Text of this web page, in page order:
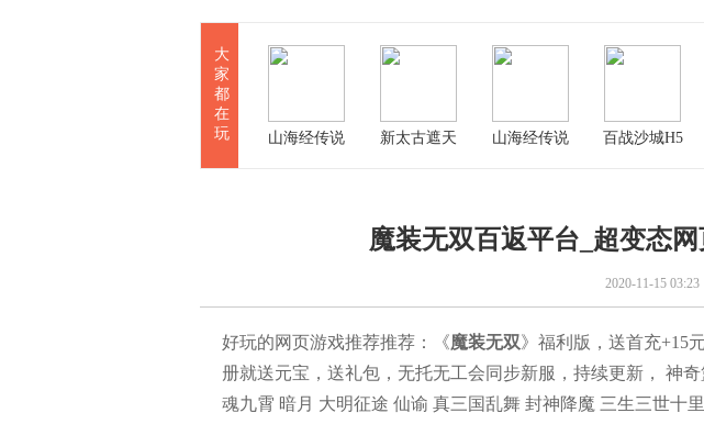
大
家
都
在
玩
山海经传说 新太古遮天
山海经传说
百战沙城H5
魔装无双百返平台_超变态
2020-11-15 03:23
好玩的网页游戏推荐推荐：《魔装无双》福利版，送首充+15
册就送元宝，送礼包，无托无工会同步新服，持续更新， 神
魂九霄 暗月 大明征途 仙谕 真三国乱舞 封神降魔 三生三世十